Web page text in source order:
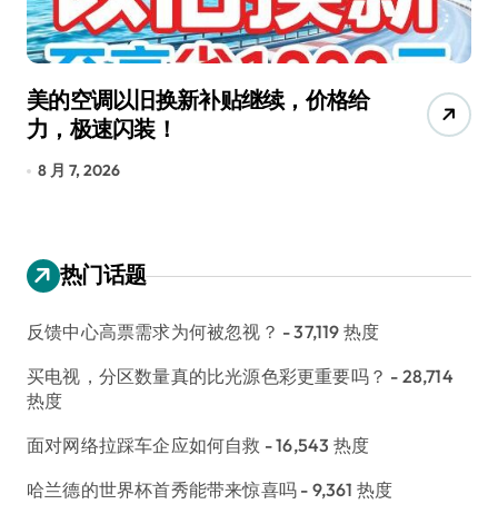
美的空调以旧换新补贴继续，价格给
力，极速闪装！
8 月 7, 2026
热门话题
反馈中心高票需求为何被忽视？ - 37,119 热度
买电视，分区数量真的比光源色彩更重要吗？ - 28,714
热度
面对网络拉踩车企应如何自救 - 16,543 热度
哈兰德的世界杯首秀能带来惊喜吗 - 9,361 热度